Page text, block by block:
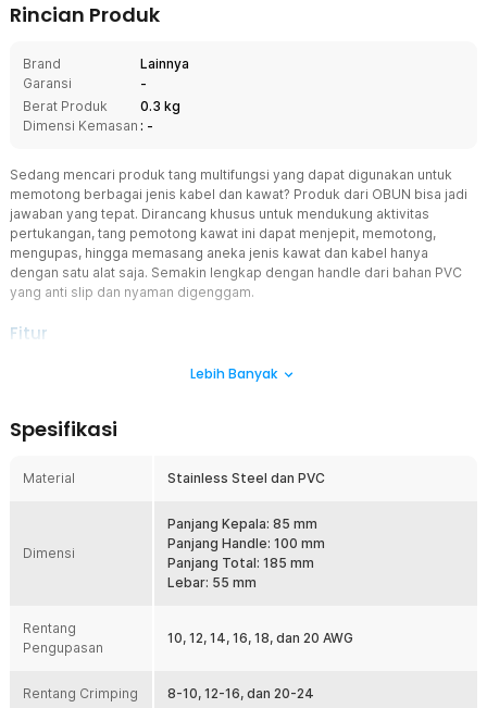
Rincian Produk
Brand
Lainnya
Garansi
-
Berat Produk
0.3 kg
Dimensi Kemasan : -
Sedang mencari produk tang multifungsi yang dapat digunakan untuk
memotong berbagai jenis kabel dan kawat? Produk dari OBUN bisa jadi
jawaban yang tepat. Dirancang khusus untuk mendukung aktivitas
pertukangan, tang pemotong kawat ini dapat menjepit, memotong,
mengupas, hingga memasang aneka jenis kawat dan kabel hanya
dengan satu alat saja. Semakin lengkap dengan handle dari bahan PVC
yang anti slip dan nyaman digenggam.
Fitur
hingga mengupas kabel dan kawat berbagai ukuran. Pisau pada
dengan mudah. Pada bagian bawah terdapat pola khusus untuk
Kepala dengan Banyak Ukuran Kabel
Bagian kepala tang pemotong kawat dengan panjang 85 mm ini
punya banyak pilihan ukuran yang bisa digunakan untuk mengupas
menggunakan produk ini dengan kabel ukuran 10-20 AWG.
Kunci Keamanan
karena produk dari OBUN ini dibekali kunci pengaman yang berada
Lebih Banyak
Spesifikasi
Material Stainless Steel dan PVC
Dimensi
Panjang Kepala: 85 mm
Panjang Handle: 100 mm
Panjang Total: 185 mm
Lebar: 55 mm
Rentang
Pengupasan
10, 12, 14, 16, 18, dan 20 AWG
Rentang Crimping 8-10, 12-16, dan 20-24